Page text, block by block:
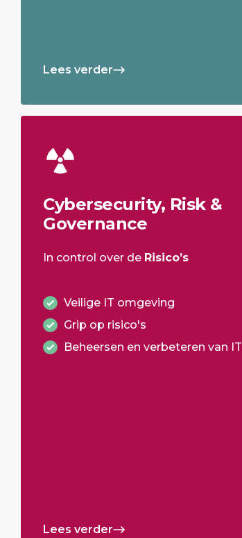
Lees verder
Cybersecurity, Risk &
Governance
In control over de Risico’s
Veilige IT omgeving
Grip op risico's
Beheersen en verbeteren van IT
Lees verder